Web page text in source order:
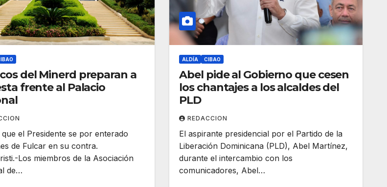
del Minerd preparan a
frente al Palacio
el Presidente se por enterado
de Fulcar en su contra.
Los miembros de la Asociación
de…
ALDÍA CIBAO
Abel pide al Gobierno que cesen
los chantajes a los alcaldes del
REDACCION
El aspirante presidencial por el Partido de la
Liberación Dominicana (PLD), Abel Martínez,
durante el intercambio con los
comunicadores, Abel…